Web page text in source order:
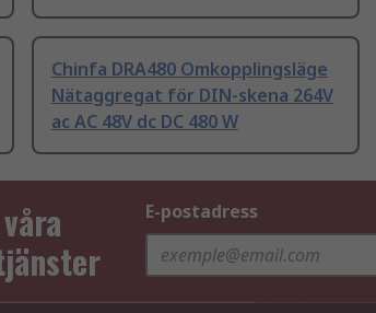
Chinfa DRA480 Omkopplingsläge
Nätaggregat för DIN-skena 264V
ac AC 48V dc DC 480 W
E-postadress